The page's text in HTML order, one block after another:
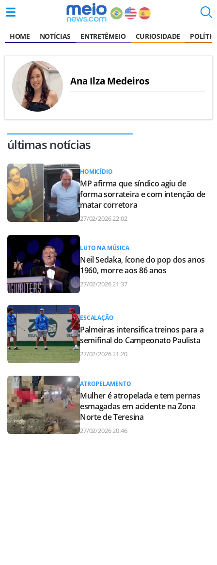
HOME NOTÍCIAS ENTRETÊMEIO CURIOSIDADE
Ana Ilza Medeiros
últimas notícias
HOMICÍDIO
MP afirma que síndico agiu de
forma sorrateira e com intenção de
matar corretora
27/02/2026 22:02
LUTO NA MÚSICA
Neil Sedaka, ícone do pop dos anos
1960, morre aos 86 anos
27/02/2026 21:37
ESCALAÇÃO
Palmeiras intensifica treinos para a
semifinal do Campeonato Paulista
27/02/2026 21:20
ATROPELAMENTO
Mulher é atropelada e tem pernas
esmagadas em acidente na Zona
Norte de Teresina
27/02/2026 20:46